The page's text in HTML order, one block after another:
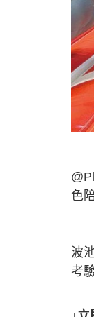
由
色
場
波
考